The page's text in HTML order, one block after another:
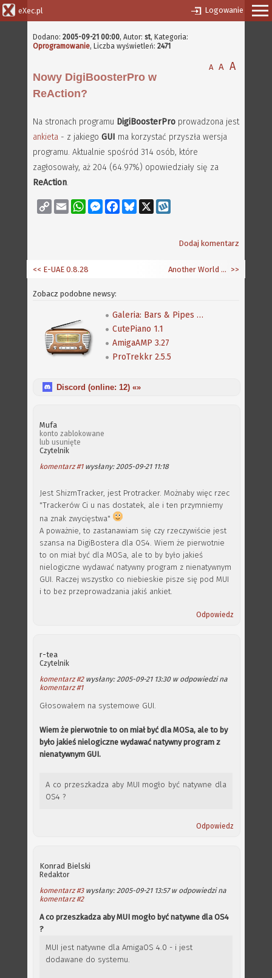
eXec.pl Logowanie
Dodano: 2005-09-21 00:00, Autor: st, Kategoria:
Oprogramowanie, Liczba wyświetleń: 2471
A A A
Nowy DigiBoosterPro w
ReAction?
Na stronach programu DigiBoosterPro prowadzona jest
ankieta - z jakiego GUI ma korzystać przyszła wersja
programu. Aktualnie spośród 314 osób, które
zagłosowały, aż 204 (64.97%) opowiedziały się za
ReAction.
Copy
Link
Email WhatsAppMessenger
FacebookBluesky
Dodaj komentarz
Another World dla AmigaOS 4 >>
<< E-UAE 0.8.28
Zobacz podobne newsy:
Galeria: Bars & Pipes Professional
CutePiano 1.1
AmigaAMP 3.27
ProTrekkr 2.5.5
Discord (online: 12) «»
Mufa
konto zablokowane
lub usunięte
Czytelnik
komentarz #1wysłany: 2005-09-21 11:18
Jest ShizmTracker, jest Protracker. Możnaby więc rzec
"Trackerów Ci u nas dostatek, ale i ten przymniemy
na znak zwycięstwa"
A poważnie, to zastanawiam się czy rzeczywiście jest
szansa na DigiBostera dla OS4. Wiem że pierwotnie
to on miał być dla MOSa, ale to by było jakieś
nielogiczne wydawać natywny program z nienatywnym
GUI. Raczej wszystko co niebieskie pisze się pod MUI
i to bez przeprowadzania jakiś ankiet.
Odpowiedz
r-tea
Czytelnik
komentarz #2wysłany: 2005-09-21 13:30 w odpowiedzi na
komentarz #1
Głosowałem na systemowe GUI.
Wiem że pierwotnie to on miał być dla MOSa, ale to by
było jakieś nielogiczne wydawać natywny program z
nienatywnym GUI.
A co przeszkadza aby MUI mogło być natywne dla
OS4 ?
Odpowiedz
Konrad Bielski
Redaktor
komentarz #3wysłany: 2005-09-21 13:57 w odpowiedzi na
komentarz #2
A co przeszkadza aby MUI mogło być natywne dla OS4
?
MUI jest natywne dla AmigaOS 4.0 - i jest
dodawane do systemu.